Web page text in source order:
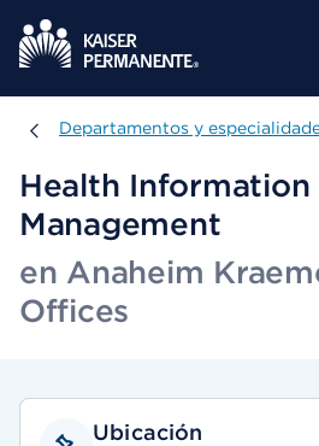
Departamentos y especialidades
Departamentos y
Health Information
Management
en Anaheim
Offices
Ubicación